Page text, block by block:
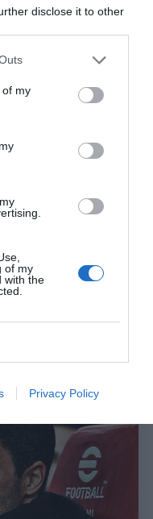
disclose it to other
of my
of my
with the
Privacy Policy
για τον